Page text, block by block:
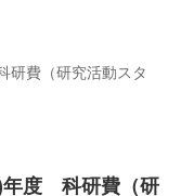
研費（研究活動スタ
年度 科研費（研